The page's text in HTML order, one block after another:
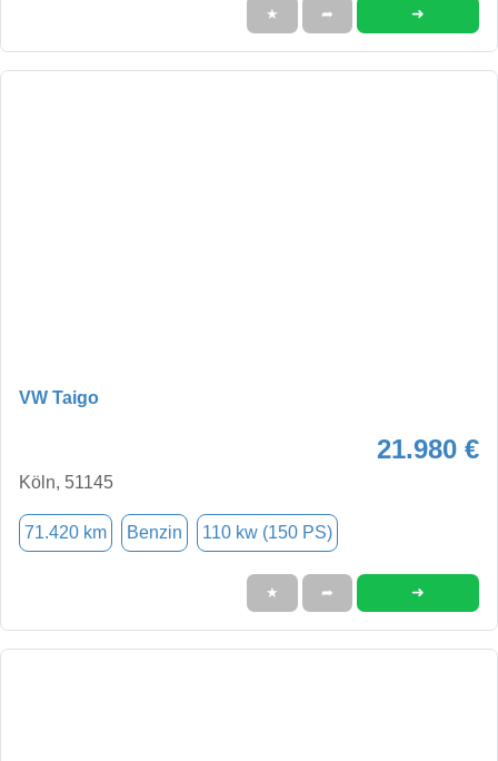
★ ➦ ➜
VW Taigo
21.980 €
Köln, 51145
71.420 km Benzin 110 kw (150 PS)
★ ➦ ➜